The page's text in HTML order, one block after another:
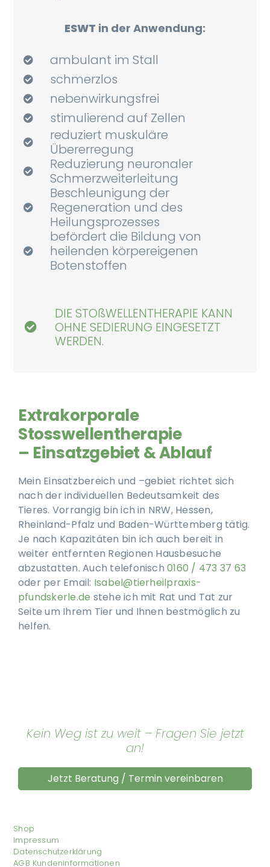
ESWT in der Anwendung:
ambulant im Stall
schmerzlos
nebenwirkungsfrei
stimulierend auf Zellen
reduziert muskuläre
Übererregung
Reduzierung neuronaler
Schmerzweiterleitung
Beschleunigung der
Regeneration und des
Heilungsprozesses
befördert die Bildung von
heilenden körpereigenen
Botenstoffen
DIE STOßWELLENTHERAPIE KANN
OHNE SEDIERUNG EINGESETZT
WERDEN.
Extrakorporale
Stosswellentherapie
– Einsatzgebiet & Ablauf
Mein Einsatzbereich und –gebiet richtet sich
nach der individuellen Bedeutsamkeit des
Tieres. Vorrangig bin ich in NRW, Hessen,
Rheinland-Pfalz und Baden-Württemberg tätig.
Je nach Kapazitäten bin ich auch bereit in
weiter entfernten Regionen Hausbesuche
abzustatten. Auch telefonisch0160 / 473 37 63
oder per Email: Isabel@tierheilpraxis-
pfundskerle.de stehe ich mit Rat und Tat zur
Seite um Ihrem Tier und Ihnen bestmöglich zu
helfen.
Kein Weg ist zu weit – Fragen Sie jetzt
an!
Jetzt Beratung / Termin vereinbaren
Shop
Impressum
Datenschutzerklärung
AGB Kundeninformationen